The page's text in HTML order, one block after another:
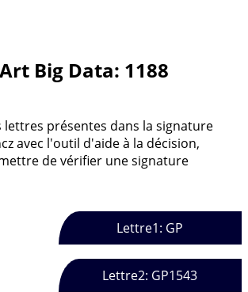
Big Data: 1188
lettres présentes dans la signature
avec l'outil d'aide à la décision,
de vérifier une signature
Lettre1: GP
Lettre2: GP1543